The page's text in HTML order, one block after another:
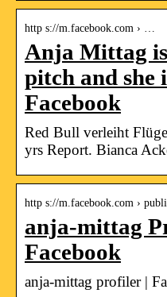
http s://m.facebook.com › …
Anja Mittag
pitch and she
Facebook
Red Bull verleiht
yrs Report. Bianca
http s://m.facebook.com ›
anja-mittag
Facebook
anja-mittag profiler |